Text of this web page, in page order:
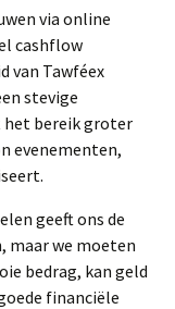
via online
cashflow
van Tawféex
stevige
het bereik groter
evenementen,
geeft ons de
maar we moeten
bedrag, kan geld
financiële